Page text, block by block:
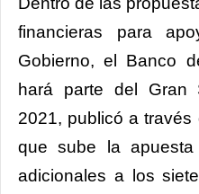
financieras para
Gobierno, el Banco
hará parte del Gran
2021, publicó a
que sube la
adicionales a los